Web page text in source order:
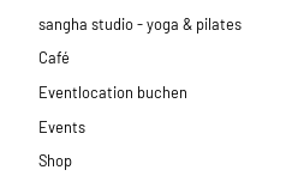
sangha studio - yoga & pilates
Café
Eventlocation buchen
Events
Shop